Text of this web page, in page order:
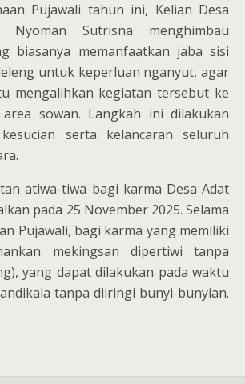
Pujawali tahun ini, Kelian Desa
Nyoman Sutrisna menghimbau
biasanya memanfaatkan jaba sisi
untuk keperluan nganyut, agar
mengalihkan kegiatan tersebut ke
sowan. Langkah ini dilakukan
serta kelancaran seluruh
atiwa-tiwa bagi karma Desa Adat
pada 25 November 2025. Selama
Pujawali, bagi karma yang memiliki
mekingsan dipertiwi tanpa
yang dapat dilakukan pada waktu
tanpa diiringi bunyi-bunyian.